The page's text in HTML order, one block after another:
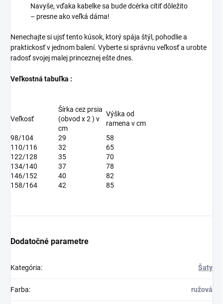
Navyše, vďaka kabelke sa bude dcérka cítiť dôležito
– presne ako veľká dáma!
Nenechajte si ujsť tento kúsok, ktorý spája štýl, pohodlie a
praktickosť v jednom balení. Vyberte si správnu veľkosť a urobte
radosť svojej malej princeznej ešte dnes.
Veľkostná tabuľka :
Veľkosť
Šírka cez prsia
(obvod x 2 ) v
cm
Výška od
ramena v cm
98/104
29
58
110/116
32
65
122/128
35
70
134/140
37
78
146/152
40
82
158/164
42 85
Dodatočné parametre
Kategória: Šaty
Farba: ružová